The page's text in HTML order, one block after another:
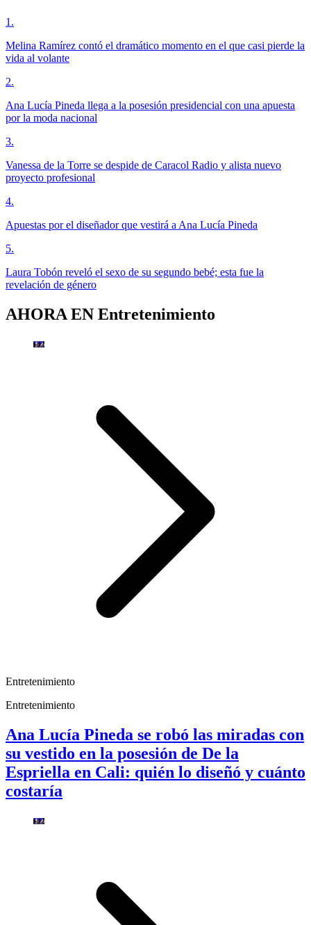
1 .
Melina Ramírez contó el dramático momento en el que casi pierde la
vida al volante
2.
Ana Lucía Pineda llega a la posesión presidencial con una apuesta
por la moda nacional
3.
Vanessa de la Torre se despide de Caracol Radio y alista nuevo
proyecto profesional
4.
Apuestas por el diseñador que vestirá a Ana Lucía Pineda
5.
Laura Tobón reveló el sexo de su segundo bebé; esta fue la
revelación de género
AHORA EN Entretenimiento
Entretenimiento
Entretenimiento
Ana Lucía Pineda se robó las miradas con
su vestido en la posesión de De la
Espriella en Cali: quién lo diseñó y cuánto
costaría